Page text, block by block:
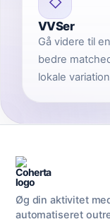
VVSer
Gå videre til
bedre
lokale
Øg din aktivitet
automatiseret